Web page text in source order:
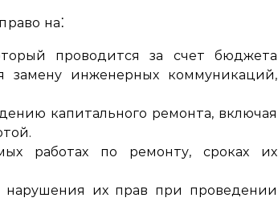
на⁚
проводится за счет бюджета
замену инженерных коммуникаций,
капитального ремонта, включая
работах по ремонту, сроках их
нарушения их прав при проведении